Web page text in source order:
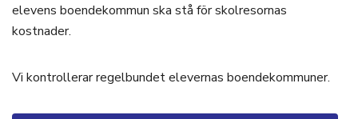
elevens boendekommun ska stå för skolresornas
kostnader.
Vi kontrollerar regelbundet elevernas boendekommuner.